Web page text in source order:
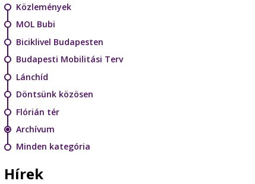
Közlemények
MOL Bubi
Biciklivel Budapesten
Budapesti Mobilitási Terv
Lánchíd
Döntsünk közösen
Flórián tér
Archívum
Minden kategória
Hírek